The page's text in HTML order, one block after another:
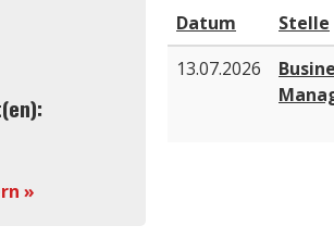
»
Datum Stelle
13.07.2026